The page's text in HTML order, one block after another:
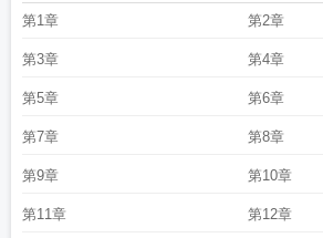
第1章 第2章
第3章 第4章
第5章 第6章
第7章 第8章
第9章 第10章
第11章 第12章